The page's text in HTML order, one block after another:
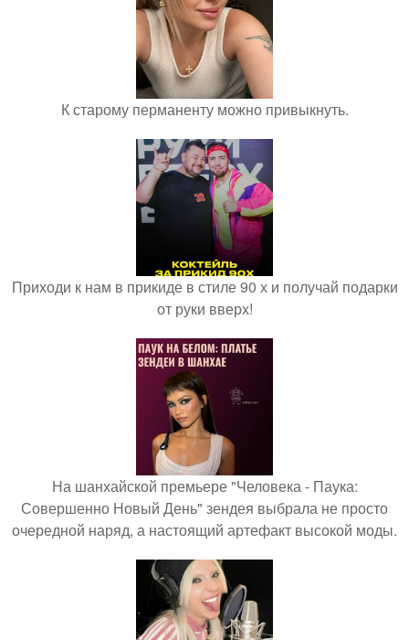
К старому перманенту можно привыкнуть.
Приходи к нам в прикиде в стиле 90 х и получай подарки
от руки вверх!
На шанхайской премьере "Человека - Паука:
Совершенно Новый День" зендея выбрала не просто
очередной наряд, а настоящий артефакт высокой моды.